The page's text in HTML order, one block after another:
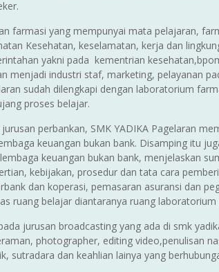
farmasi yang mempunyai mata pelajaran,
Kesehatan, keselamatan, kerja dan
yakni pada kementrian
menjadi industri staf, marketing, pelayanan
sudah dilengkapi dengan laboratorium
proses belajar.
jurusan perbankan, SMK YADIKA Pagelaran
keuangan bukan bank. Disamping itu
keuangan bukan bank, menjelaskan
kebijakan, prosedur dan tata cara
dan koperasi, pemasaran asuransi dan
ruang belajar diantaranya ruang
jurusan broadcasting yang ada di smk
photographer, editing video,penulisan
sutradara dan keahlian lainya yang